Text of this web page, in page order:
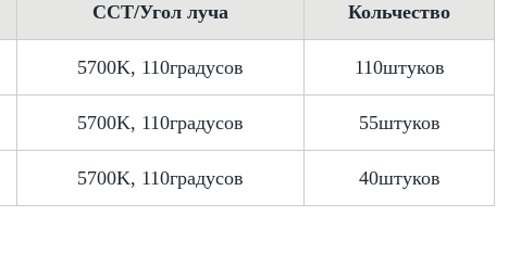
CCT/Угол луча Кольчество
5700K, 110градусов 110штуков
5700K, 110градусов 55штуков
5700K, 110градусов 40штуков